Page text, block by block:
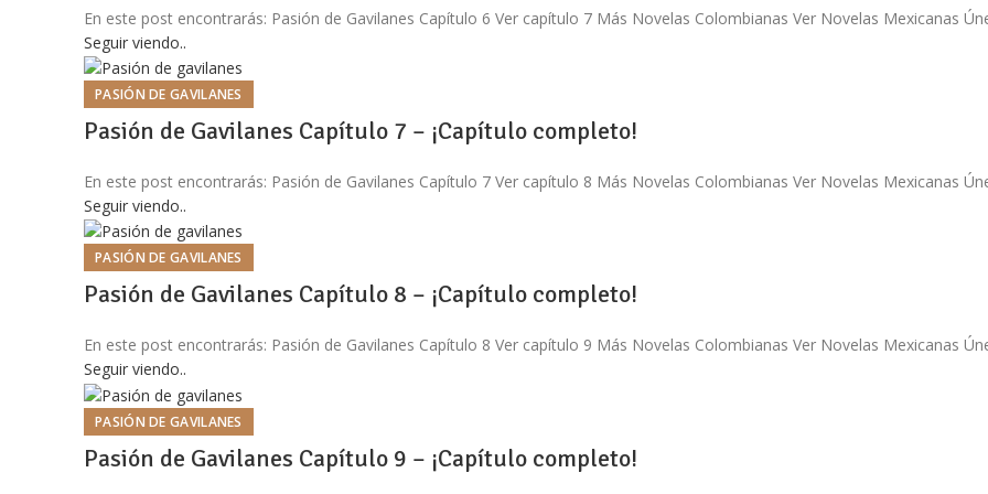
En este post encontrarás: Pasión de Gavilanes Capítulo 6 Ver capítulo 7 Más Novelas Colombianas Ver Novelas Mexicanas
Seguir viendo..
PASIÓN DE GAVILANES
Pasión de Gavilanes Capítulo 7 – ¡Capítulo completo!
En este post encontrarás: Pasión de Gavilanes Capítulo 7 Ver capítulo 8 Más Novelas Colombianas Ver Novelas Mexicanas
Seguir viendo..
PASIÓN DE GAVILANES
Pasión de Gavilanes Capítulo 8 – ¡Capítulo completo!
En este post encontrarás: Pasión de Gavilanes Capítulo 8 Ver capítulo 9 Más Novelas Colombianas Ver Novelas Mexicanas
Seguir viendo..
PASIÓN DE GAVILANES
Pasión de Gavilanes Capítulo 9 – ¡Capítulo completo!